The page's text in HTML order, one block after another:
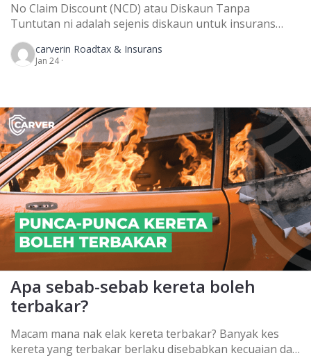
No Claim Discount (NCD) atau Diskaun Tanpa
Tuntutan ni adalah sejenis diskaun untuk insurans
kereta bila anda tak pernah buat claim dalam masa
setahun ataupun anda tak pernah buat claim untuk
third party. Kiranya, tiada tuntutan insurans kereta
NCD […]
carverin Roadtax & Insurans
Jan 24 ·
Apa sebab-sebab kereta boleh
terbakar?
Macam mana nak elak kereta terbakar? Banyak kes
kereta yang terbakar berlaku disebabkan kecuaian dan